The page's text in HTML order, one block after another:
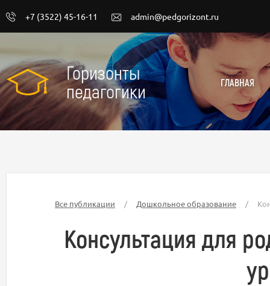
+7 (3522) 45-16-11 admin@pedgorizont.ru
Горизонты
педагогики
ГЛАВНАЯ
Все публикации / Дошкольное образование /
Консультация для